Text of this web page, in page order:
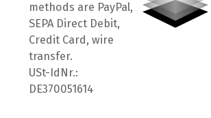
methods are PayPal,
SEPA Direct Debit,
Credit Card, wire
transfer.
USt-IdNr.:
DE370051614